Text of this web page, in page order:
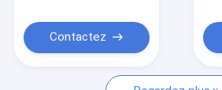
Pièces faites sur commande de
Contactez